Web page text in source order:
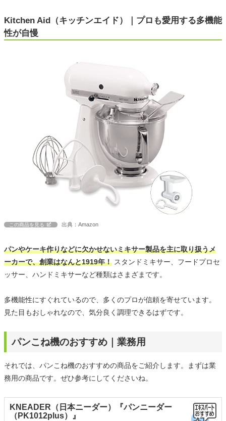
Kitchen Aid（キッチンエイド）｜プロも愛用する多機能
性が自慢
この商品を見る 出典：Amazon
パンやケーキ作りなどに欠かせないミキサー製品を主に取り扱うメ
ーカーで、創業はなんと1919年！ スタンドミキサー、フードプロセ
ッサー、ハンドミキサーなど種類はさまざまです。
多機能性にすぐれているので、多くのプロが信頼を寄せています。
見た目もおしゃれなので、気分良く調理できるはずです。
パンこね機のおすすめ｜業務用
それでは、パンこね機のおすすめの商品をご紹介します。まずは業
務用の商品です。ぜひ参考にしてくださいね。
KNEADER（日本ニーダー）『パンニーダー
（PK1012plus）』